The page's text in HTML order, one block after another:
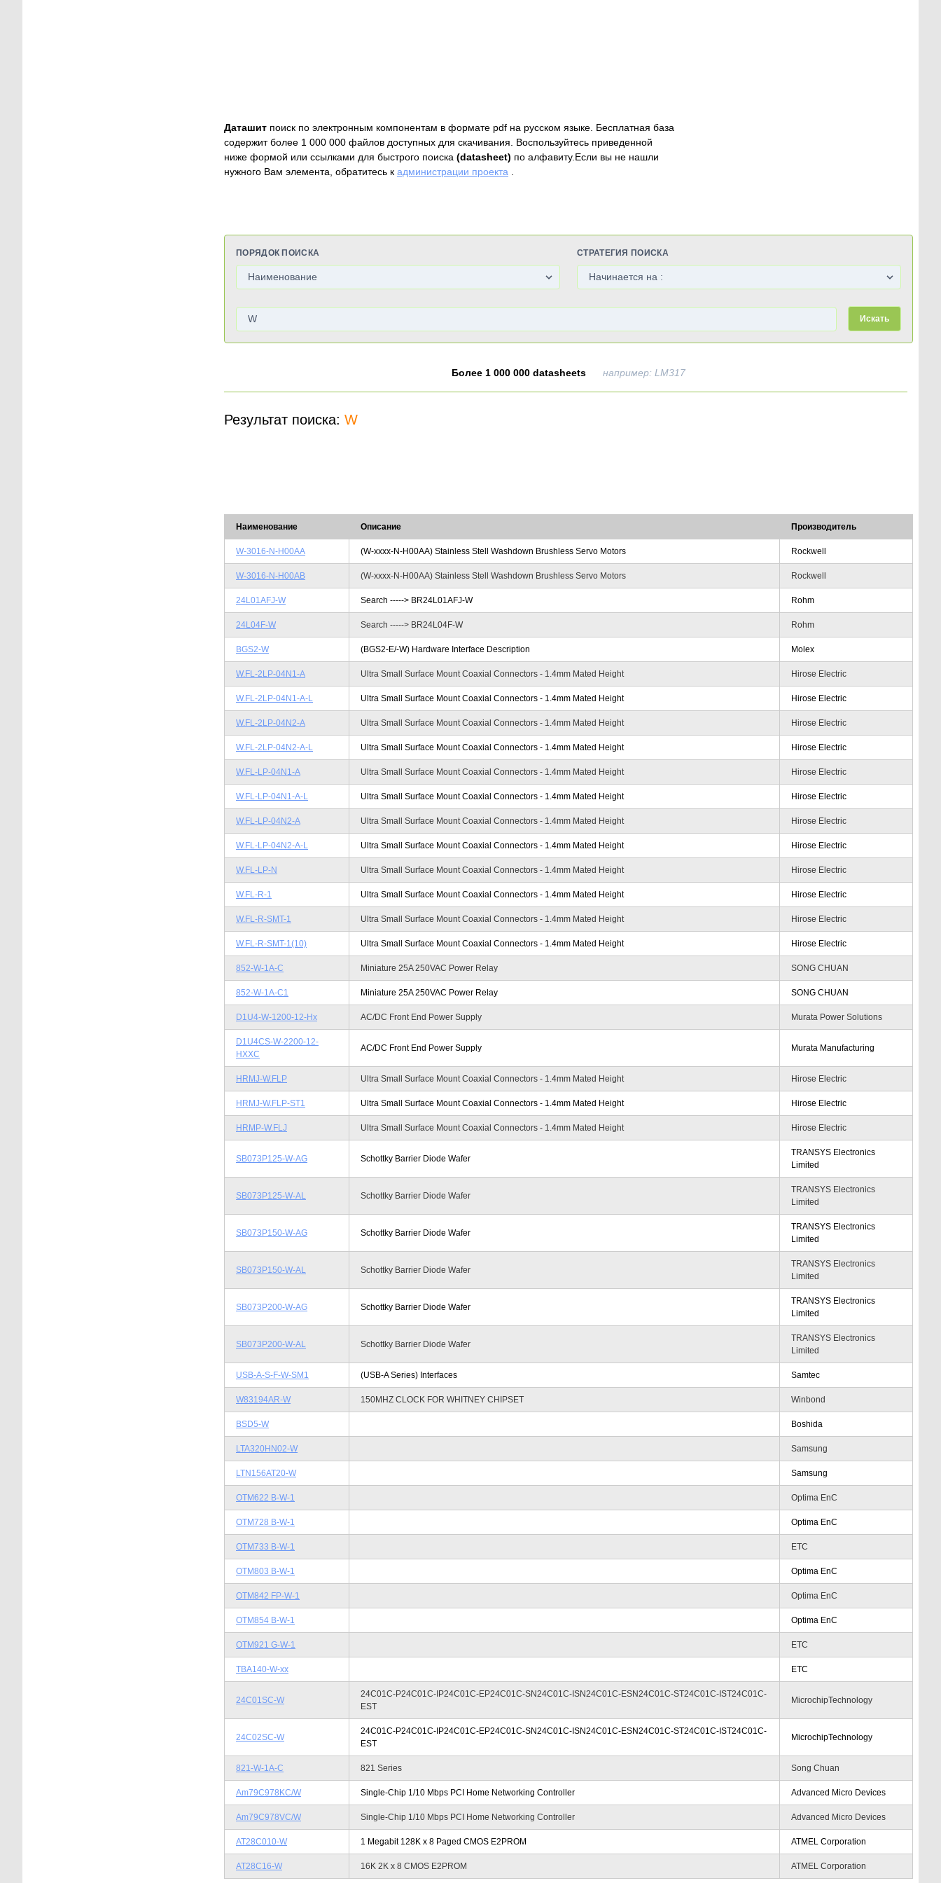
Даташит поиск по электронным компонентам в формате pdf на русском языке. Бесплатная база
содержит более 1 000 000 файлов доступных для скачивания. Воспользуйтесь приведенной
ниже формой или ссылками для быстрого поиска (datasheet) по алфавиту.Если вы не нашли
нужного Вам элемента, обратитесь к администрации проекта .
ПОРЯДОК ПОИСКА СТРАТЕГИЯ ПОИСКА
Искать
Более 1 000 000 datasheets например: LM317
Результат поиска: W
Наименование Описание Производитель
W-3016-N-H00AA (W-xxxx-N-H00AA) Stainless Stell Washdown Brushless Servo Motors Rockwell
W-3016-N-H00AB (W-xxxx-N-H00AA) Stainless Stell Washdown Brushless Servo Motors Rockwell
24L01AFJ-W Search -----> BR24L01AFJ-W Rohm
24L04F-W Search -----> BR24L04F-W Rohm
BGS2-W (BGS2-E/-W) Hardware Interface Description Molex
W.FL-2LP-04N1-A Ultra Small Surface Mount Coaxial Connectors - 1.4mm Mated Height Hirose Electric
W.FL-2LP-04N1-A-L Ultra Small Surface Mount Coaxial Connectors - 1.4mm Mated Height Hirose Electric
W.FL-2LP-04N2-A Ultra Small Surface Mount Coaxial Connectors - 1.4mm Mated Height Hirose Electric
W.FL-2LP-04N2-A-L Ultra Small Surface Mount Coaxial Connectors - 1.4mm Mated Height Hirose Electric
W.FL-LP-04N1-A Ultra Small Surface Mount Coaxial Connectors - 1.4mm Mated Height Hirose Electric
W.FL-LP-04N1-A-L Ultra Small Surface Mount Coaxial Connectors - 1.4mm Mated Height Hirose Electric
W.FL-LP-04N2-A Ultra Small Surface Mount Coaxial Connectors - 1.4mm Mated Height Hirose Electric
W.FL-LP-04N2-A-L Ultra Small Surface Mount Coaxial Connectors - 1.4mm Mated Height Hirose Electric
W.FL-LP-N Ultra Small Surface Mount Coaxial Connectors - 1.4mm Mated Height Hirose Electric
W.FL-R-1 Ultra Small Surface Mount Coaxial Connectors - 1.4mm Mated Height Hirose Electric
W.FL-R-SMT-1 Ultra Small Surface Mount Coaxial Connectors - 1.4mm Mated Height Hirose Electric
W.FL-R-SMT-1(10) Ultra Small Surface Mount Coaxial Connectors - 1.4mm Mated Height Hirose Electric
852-W-1A-C Miniature 25A 250VAC Power Relay SONG CHUAN
852-W-1A-C1 Miniature 25A 250VAC Power Relay SONG CHUAN
D1U4-W-1200-12-Hx AC/DC Front End Power Supply Murata Power Solutions
D1U4CS-W-2200-12-
HXXC
AC/DC Front End Power Supply Murata Manufacturing
HRMJ-W.FLP Ultra Small Surface Mount Coaxial Connectors - 1.4mm Mated Height Hirose Electric
HRMJ-W.FLP-ST1 Ultra Small Surface Mount Coaxial Connectors - 1.4mm Mated Height Hirose Electric
HRMP-W.FLJ Ultra Small Surface Mount Coaxial Connectors - 1.4mm Mated Height Hirose Electric
SB073P125-W-AG Schottky Barrier Diode Wafer
TRANSYS Electronics
Limited
SB073P125-W-AL Schottky Barrier Diode Wafer
TRANSYS Electronics
Limited
SB073P150-W-AG Schottky Barrier Diode Wafer
TRANSYS Electronics
Limited
SB073P150-W-AL Schottky Barrier Diode Wafer
TRANSYS Electronics
Limited
SB073P200-W-AG Schottky Barrier Diode Wafer
TRANSYS Electronics
Limited
SB073P200-W-AL Schottky Barrier Diode Wafer
TRANSYS Electronics
Limited
USB-A-S-F-W-SM1 (USB-A Series) Interfaces Samtec
W83194AR-W 150MHZ CLOCK FOR WHITNEY CHIPSET Winbond
BSD5-W Boshida
LTA320HN02-W Samsung
LTN156AT20-W Samsung
OTM622 B-W-1 Optima EnC
OTM728 B-W-1 Optima EnC
OTM733 B-W-1 ETC
OTM803 B-W-1 Optima EnC
OTM842 FP-W-1 Optima EnC
OTM854 B-W-1 Optima EnC
OTM921 G-W-1 ETC
TBA140-W-xx ETC
24C01SC-W
24C01C-P24C01C-IP24C01C-EP24C01C-SN24C01C-ISN24C01C-ESN24C01C-ST24C01C-IST24C01C-
EST
MicrochipTechnology
24C02SC-W
24C01C-P24C01C-IP24C01C-EP24C01C-SN24C01C-ISN24C01C-ESN24C01C-ST24C01C-IST24C01C-
EST
MicrochipTechnology
821-W-1A-C 821 Series Song Chuan
Am79C978KC/W Single-Chip 1/10 Mbps PCI Home Networking Controller Advanced Micro Devices
Am79C978VC/W Single-Chip 1/10 Mbps PCI Home Networking Controller Advanced Micro Devices
AT28C010-W 1 Megabit 128K x 8 Paged CMOS E2PROM ATMEL Corporation
AT28C16-W 16K 2K x 8 CMOS E2PROM ATMEL Corporation